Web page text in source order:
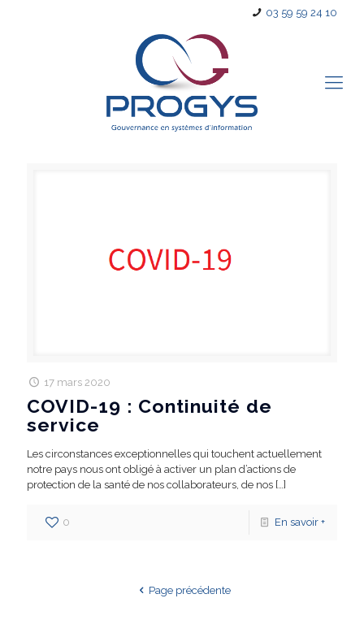
03 59 59 24 10
17 mars 2020
COVID-19 : Continuité de
service
Les circonstances exceptionnelles qui touchent actuellement
notre pays nous ont obligé à activer un plan d’actions de
protection de la santé de nos collaborateurs, de nos […]
0 En savoir +
Page précédente